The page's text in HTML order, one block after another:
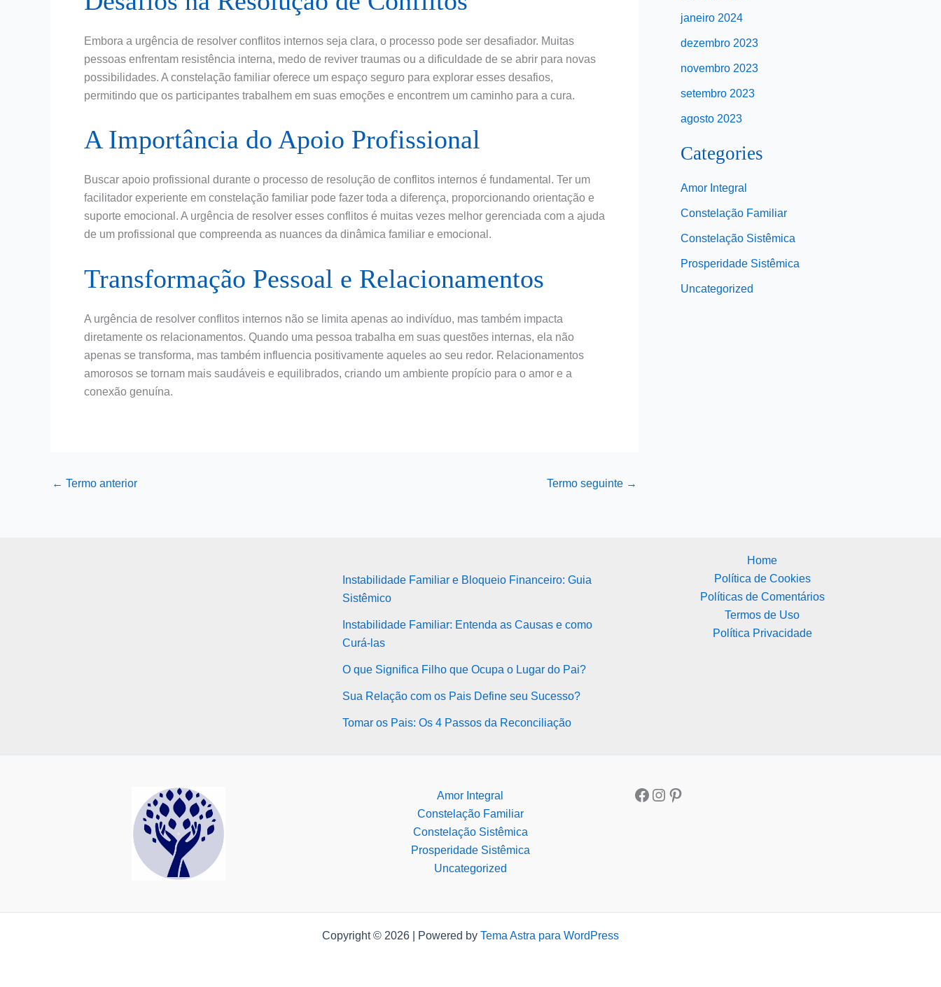
Embora a urgência de resolver conflitos internos seja clara, o processo pode ser desafiador. Muitas
pessoas enfrentam resistência interna, medo de reviver traumas ou a dificuldade de se abrir para novas
possibilidades. A constelação familiar oferece um espaço seguro para explorar esses desafios,
permitindo que os participantes trabalhem em suas emoções e encontrem um caminho para a cura.
A Importância do Apoio Profissional
Buscar apoio profissional durante o processo de resolução de conflitos internos é fundamental. Ter um
facilitador experiente em constelação familiar pode fazer toda a diferença, proporcionando orientação e
suporte emocional. A urgência de resolver esses conflitos é muitas vezes melhor gerenciada com a ajuda
de um profissional que compreenda as nuances da dinâmica familiar e emocional.
Transformação Pessoal e Relacionamentos
A urgência de resolver conflitos internos não se limita apenas ao indivíduo, mas também impacta
diretamente os relacionamentos. Quando uma pessoa trabalha em suas questões internas, ela não
apenas se transforma, mas também influencia positivamente aqueles ao seu redor. Relacionamentos
amorosos se tornam mais saudáveis e equilibrados, criando um ambiente propício para o amor e a
conexão genuína.
← Termo anterior Termo seguinte →
janeiro 2024
dezembro 2023
novembro 2023
setembro 2023
agosto 2023
Categories
Amor Integral
Constelação Familiar
Constelação Sistêmica
Prosperidade Sistêmica
Uncategorized
Instabilidade Familiar e Bloqueio Financeiro: Guia
Sistêmico
Instabilidade Familiar: Entenda as Causas e como
Curá-las
O que Significa Filho que Ocupa o Lugar do Pai?
Sua Relação com os Pais Define seu Sucesso?
Tomar os Pais: Os 4 Passos da Reconciliação
Home
Política de Cookies
Políticas de Comentários
Termos de Uso
Política Privacidade
Amor Integral
Constelação Familiar
Constelação Sistêmica
Prosperidade Sistêmica
Uncategorized
Copyright © 2026 | Powered by Tema Astra para WordPress